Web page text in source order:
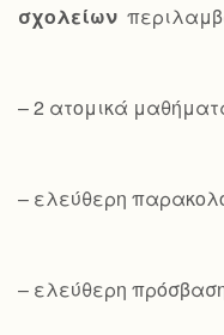
σχολείων
– 2 ατομικά
– ελεύθερη
– ελεύθερη